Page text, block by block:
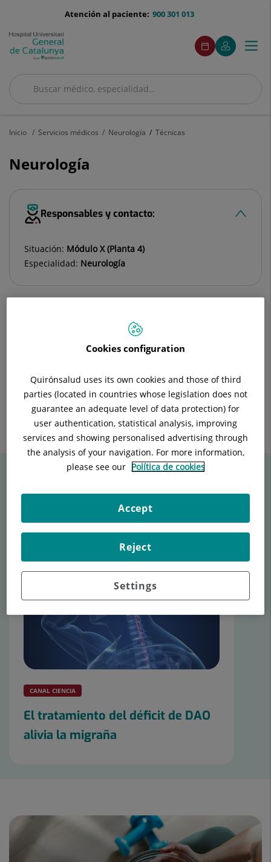
menu-
900 301 013
Atención al paciente:
Buscar
Buscar
menuAcceso
Pedir
cita
Este
enlace
se
en
Mi
Quirónsalud
Este
enlace
se
en
ventana
Menú
Inicio Servicios médicos Neurología Técnicas
Neurología
Responsables y contacto:
Situación: Módulo X (Planta 4)
Especialidad: Neurología
Equipo Médico
El Servicio realiza todos los tratamientos propios de la
especialidad. Se puede incluir el tratamiento en fase
hiperaguda del ictus en colaboración con Urgencias, UCI,
Neuroradiología Intervencionista, Cardiología y Neurocirugía.
Consulta los últimos artículos en
CANAL CIENCIA
El tratamiento del déficit de DAO
alivia la migraña
Cookies configuration
Quirónsalud uses its own cookies and those of third
parties (located in countries whose legislation does not
guarantee an adequate level of data protection) for
user authentication, statistical analysis, improving
services and showing personalised advertising through
the analysis of your navigation. For more information,
please see our Política de cookies
Settings
Reject
Accept